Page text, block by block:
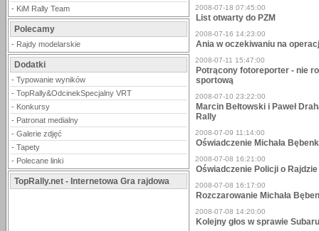
- KiM Rally Team
Polecamy
- Rajdy modelarskie
Dodatki
- Typowanie wyników
- TopRally&OdcinekSpecjalny VRT
- Konkursy
- Patronat medialny
- Galerie zdjęć
- Tapety
- Polecane linki
TopRally.net - Internetowa Gra rajdowa
2008-07-18 07:45:00
List otwarty do PZM
2008-07-16 14:23:00
Ania w oczekiwaniu na
2008-07-11 15:47:00
Potrącony fotoreporter - nie
sportową
2008-07-10 23:22:00
Marcin Bełtowski i Paweł
Rally
2008-07-09 11:14:00
Oświadczenie Michała
2008-07-08 16:21:00
Oświadczenie Policji o
2008-07-08 16:17:00
Rozczarowanie Michała
2008-07-08 14:20:00
Kolejny głos w sprawie